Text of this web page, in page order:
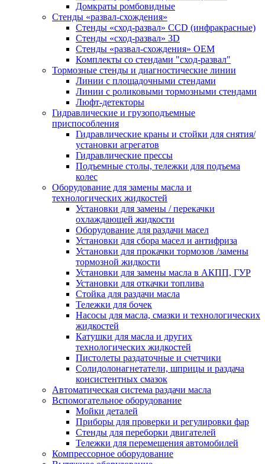
Домкраты ромбовидные
Стенды «развал-схождения»
Стенды «сход-развал» CCD (инфракрасные)
Стенды «сход-развал» 3D
Стенды «развал-схождения» ОЕМ
Комплекты со стендами "сход-развал"
Тормозные стенды и диагностические линии
Линии с площадочными стендами
Линии с роликовыми тормозными стендами
Люфт-детекторы
Гидравлические и грузоподъемные
приспособления
Гидравлические краны и стойки для снятия/
установки агрегатов
Гидравлические прессы
Подъемные столы, тележки для подъема
колес
Оборудование для замены масла и
технологических жидкостей
Установки для замены / перекачки
охлаждающей жидкости
Оборудование для раздачи масел
Установки для сбора масел и антифриза
Установки для прокачки тормозов /замены
тормозной жидкости
Установки для замены масла в АКПП, ГУР
Установки для откачки топлива
Стойка для раздачи масла
Тележки для бочек
Насосы для масла, смазки и технологических
жидкостей
Катушки для масла и других
технологических жидкостей
Пистолеты раздаточные и счетчики
Солидолонагнетатели, шприцы и раздача
консистентных смазок
Автоматическая система раздачи масла
Вспомогательное оборудование
Мойки деталей
Приборы для проверки и регулировки фар
Стенды для переборки двигателей
Тележки для перемещения автомобилей
Компрессорное оборудование